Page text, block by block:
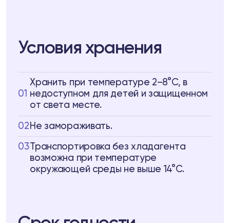
Условия хранения
01
Хранить при температуре 2–8°C, в
недоступном для детей и защищенном
от света месте.
02 Не замораживать.
03
Транспортировка без хладагента
возможна при температуре
окружающей среды не выше 14°C.